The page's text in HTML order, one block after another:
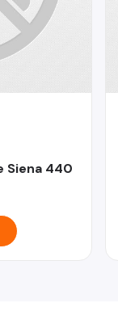
Siena 440